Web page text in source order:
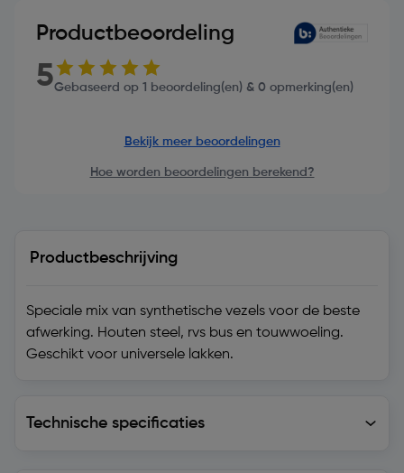
Productbeoordeling
5Gebaseerd op 1 beoordeling(en) & 0 opmerking(en)
Bekijk meer beoordelingen
Hoe worden beoordelingen berekend?
Productbeschrijving
Speciale mix van synthetische vezels voor de beste
afwerking. Houten steel, rvs bus en touwwoeling.
Geschikt voor universele lakken.
Technische specificaties